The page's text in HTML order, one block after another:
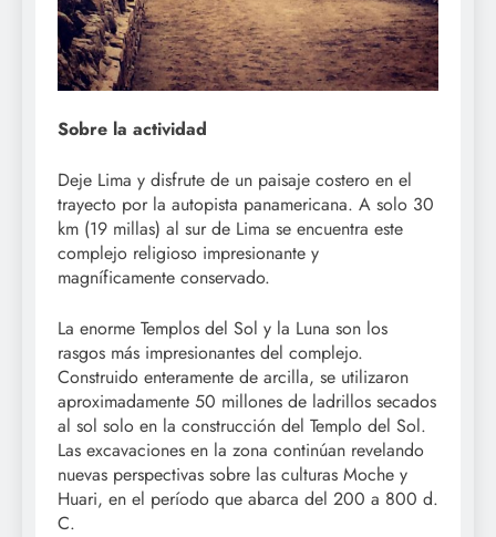
Sobre la actividad
Deje Lima y disfrute de un paisaje costero en el
trayecto por la autopista panamericana. A solo 30
km (19 millas) al sur de Lima se encuentra este
complejo religioso impresionante y
magníficamente conservado.
La enorme Templos del Sol y la Luna son los
rasgos más impresionantes del complejo.
Construido enteramente de arcilla, se utilizaron
aproximadamente 50 millones de ladrillos secados
al sol solo en la construcción del Templo del Sol.
Las excavaciones en la zona continúan revelando
nuevas perspectivas sobre las culturas Moche y
Huari, en el período que abarca del 200 a 800 d.
C.